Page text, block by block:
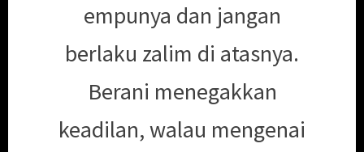
empunya dan jangan
berlaku zalim di atasnya.
Berani menegakkan
keadilan, walau mengenai